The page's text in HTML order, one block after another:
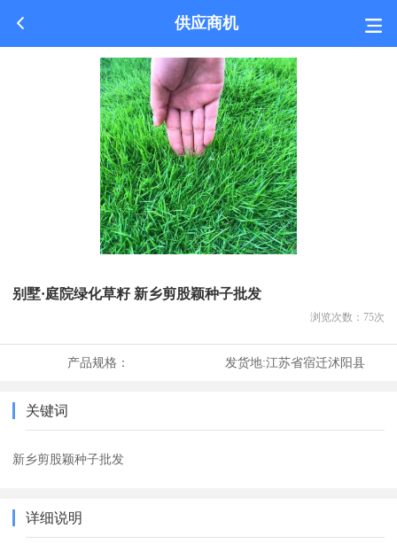
供应商机
别墅·庭院绿化草籽 新乡剪股颖种子批发
浏览次数： 75次
产品规格： 发货地:江苏省宿迁沭阳县
关键词
新乡剪股颖种子批发
详细说明